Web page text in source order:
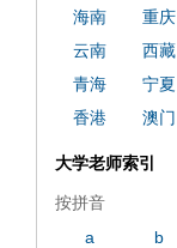
海南
重庆
云南
西藏
青海
宁夏
香港
澳门
大学老师索引
按拼音
a
b